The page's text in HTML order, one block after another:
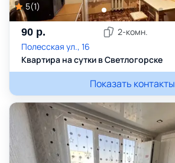
5(1)
90 р. 2-комн.
Полесская ул., 16
Квартира на сутки в Светлогорске
Показать контакты